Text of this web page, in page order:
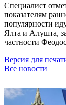
Специалист
показателям
популярности
Ялта и Алушта,
частности
Версия для
Все новости